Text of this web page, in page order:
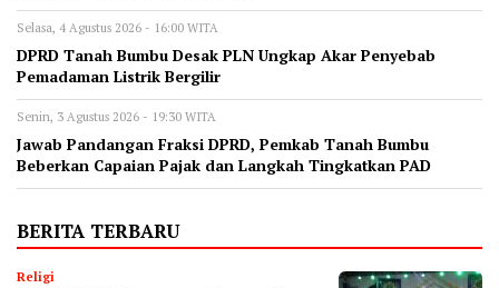
Selasa, 4 Agustus 2026 - 16:00 WITA
DPRD Tanah Bumbu Desak PLN Ungkap Akar Penyebab
Pemadaman Listrik Bergilir
Senin, 3 Agustus 2026 - 19:30 WITA
Jawab Pandangan Fraksi DPRD, Pemkab Tanah Bumbu
Beberkan Capaian Pajak dan Langkah Tingkatkan PAD
BERITA TERBARU
Religi